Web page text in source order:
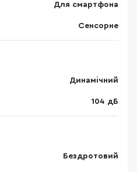
Для смартфона
Сенсорне
Динамічний
104 дБ
Бездротовий